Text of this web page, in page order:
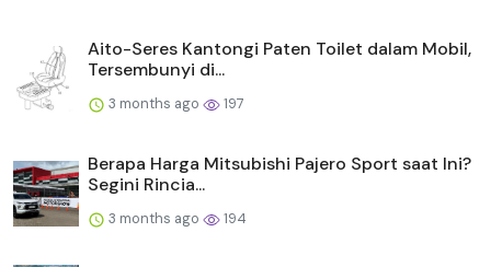
Aito-Seres Kantongi Paten Toilet dalam Mobil,
Tersembunyi di...
3 months ago 197
Berapa Harga Mitsubishi Pajero Sport saat Ini?
Segini Rincia...
3 months ago 194